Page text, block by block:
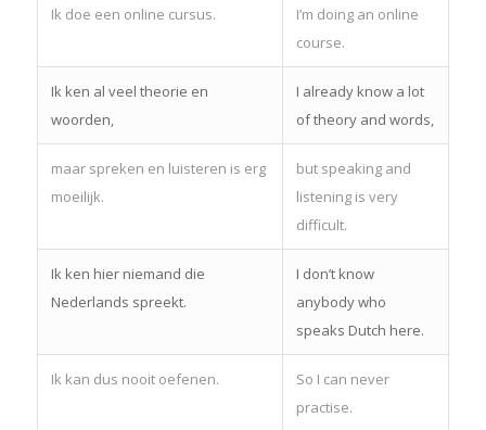
Ik doe een online cursus.
I’m doing an online
course.
Ik ken al veel theorie en
woorden,
I already know a lot
of theory and words,
maar spreken en luisteren is erg
moeilijk.
but speaking and
listening is very
difficult.
Ik ken hier niemand die
Nederlands spreekt.
I don’t know
anybody who
speaks Dutch here.
Ik kan dus nooit oefenen.
So I can never
practise.